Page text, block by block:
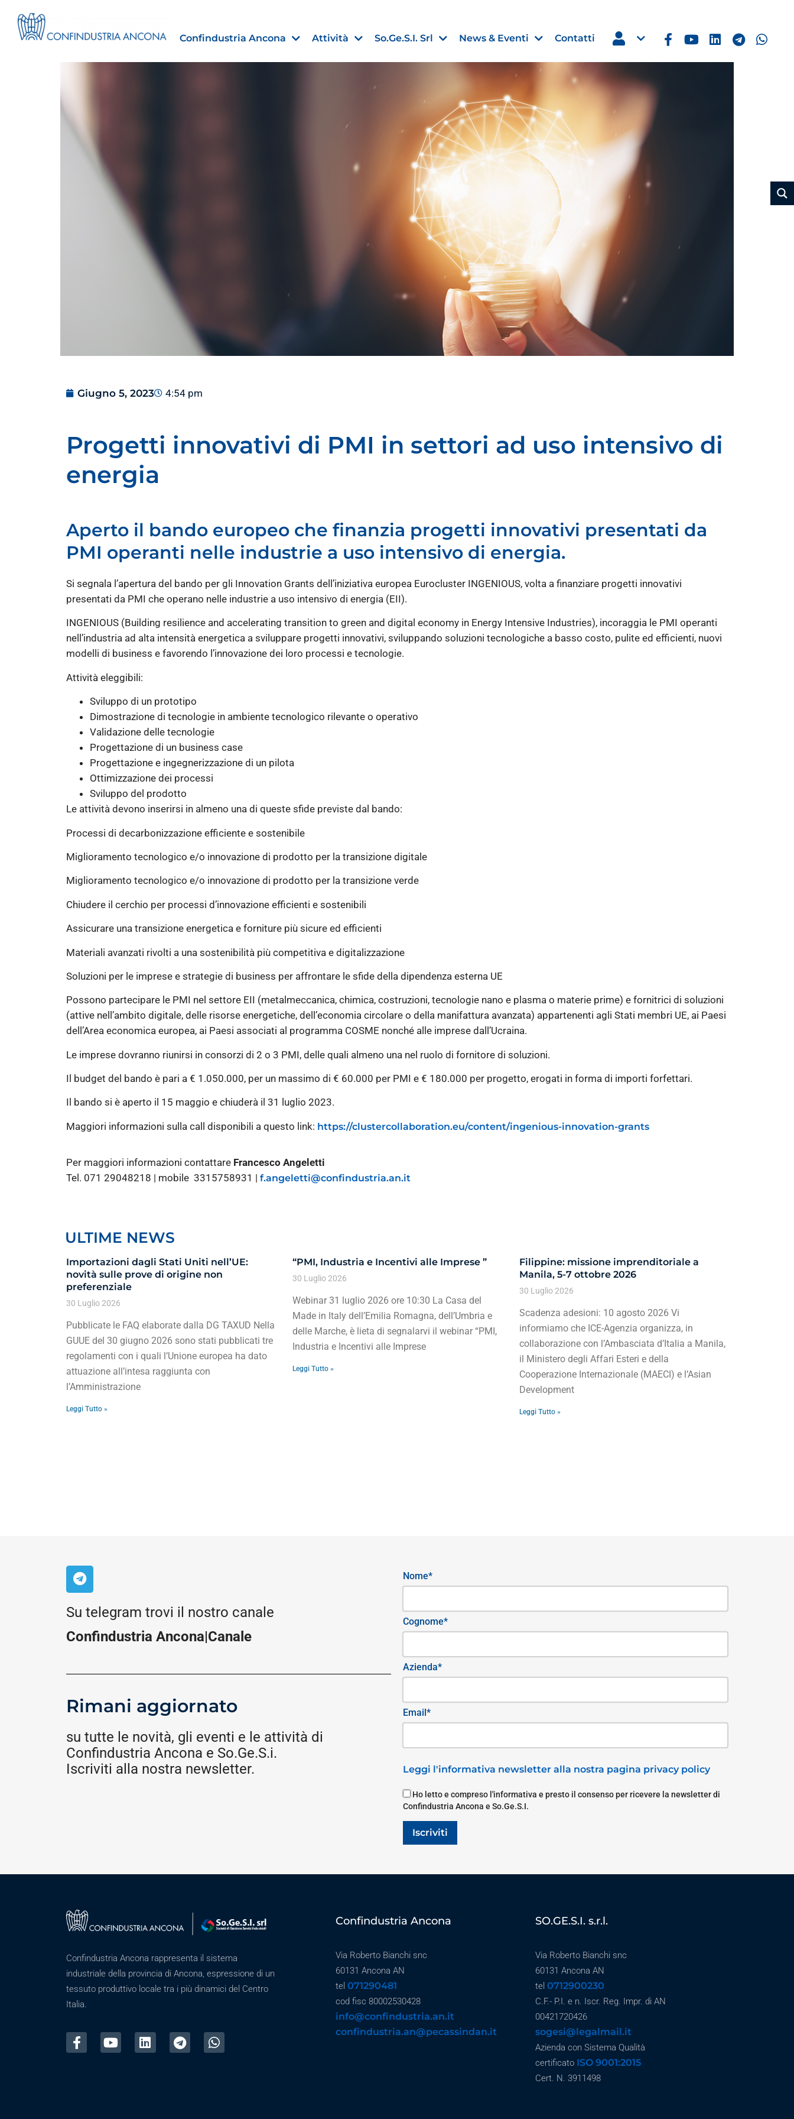
Confindustria Ancona Attività So.Ge.S.I. Srl News & Eventi
Importazioni dagli Stati Uniti nell’UE:
novità sulle prove di origine non
preferenziale
Finanza agevolata
“PMI, Industria e Incentivi alle Imprese
Estero
Filippine: missione
Manila, 5-7 ottobre 2026
30 Luglio 2026
Leggi →
Contatti
Giugno 5, 2023 4:54 pm
Progetti innovativi di PMI in settori ad uso intensivo di
energia
Aperto il bando europeo che finanzia progetti innovativi presentati da
PMI operanti nelle industrie a uso intensivo di energia.
Si segnala l’apertura del bando per gli Innovation Grants dell’iniziativa europea Eurocluster INGENIOUS, volta a finanziare progetti innovativi
presentati da PMI che operano nelle industrie a uso intensivo di energia (EII).
INGENIOUS (Building resilience and accelerating transition to green and digital economy in Energy Intensive Industries), incoraggia le PMI operanti
nell’industria ad alta intensità energetica a sviluppare progetti innovativi, sviluppando soluzioni tecnologiche a basso costo, pulite ed efficienti, nuovi
modelli di business e favorendo l’innovazione dei loro processi e tecnologie.
Attività eleggibili:
Sviluppo di un prototipo
Dimostrazione di tecnologie in ambiente tecnologico rilevante o operativo
Validazione delle tecnologie
Progettazione di un business case
Progettazione e ingegnerizzazione di un pilota
Ottimizzazione dei processi
Sviluppo del prodotto
Le attività devono inserirsi in almeno una di queste sfide previste dal bando:
Processi di decarbonizzazione efficiente e sostenibile
Miglioramento tecnologico e/o innovazione di prodotto per la transizione digitale
Miglioramento tecnologico e/o innovazione di prodotto per la transizione verde
Chiudere il cerchio per processi d’innovazione efficienti e sostenibili
Assicurare una transizione energetica e forniture più sicure ed efficienti
Materiali avanzati rivolti a una sostenibilità più competitiva e digitalizzazione
Soluzioni per le imprese e strategie di business per affrontare le sfide della dipendenza esterna UE
Possono partecipare le PMI nel settore EII (metalmeccanica, chimica, costruzioni, tecnologie nano e plasma o materie prime) e fornitrici di soluzioni
(attive nell’ambito digitale, delle risorse energetiche, dell’economia circolare o della manifattura avanzata) appartenenti agli Stati membri UE, ai Paesi
dell’Area economica europea, ai Paesi associati al programma COSME nonché alle imprese dall’Ucraina.
Le imprese dovranno riunirsi in consorzi di 2 o 3 PMI, delle quali almeno una nel ruolo di fornitore di soluzioni.
Il budget del bando è pari a € 1.050.000, per un massimo di € 60.000 per PMI e € 180.000 per progetto, erogati in forma di importi forfettari.
Il bando si è aperto il 15 maggio e chiuderà il 31 luglio 2023.
Maggiori informazioni sulla call disponibili a questo link: https://clustercollaboration.eu/content/ingenious-innovation-grants
Per maggiori informazioni contattare Francesco Angeletti
Tel. 071 29048218 | mobile 3315758931 | f.angeletti@confindustria.an.it
ULTIME NEWS
Importazioni dagli Stati Uniti nell’UE:
novità sulle prove di origine non
preferenziale
30 Luglio 2026
Pubblicate le FAQ elaborate dalla DG TAXUD Nella
GUUE del 30 giugno 2026 sono stati pubblicati tre
regolamenti con i quali l’Unione europea ha dato
attuazione all’intesa raggiunta con
l’Amministrazione
Leggi Tutto »
“PMI, Industria e Incentivi alle Imprese ”
30 Luglio 2026
Webinar 31 luglio 2026 ore 10:30 La Casa del
Made in Italy dell’Emilia Romagna, dell’Umbria e
delle Marche, è lieta di segnalarvi il webinar “PMI,
Industria e Incentivi alle Imprese
Leggi Tutto »
Filippine: missione imprenditoriale a
Manila, 5-7 ottobre 2026
30 Luglio 2026
Scadenza adesioni: 10 agosto 2026 Vi
informiamo che ICE-Agenzia organizza, in
collaborazione con l’Ambasciata d’Italia a Manila,
il Ministero degli Affari Esteri e della
Cooperazione Internazionale (MAECI) e l’Asian
Development
Leggi Tutto »
Su telegram trovi il nostro canale
Confindustria Ancona|Canale
Rimani aggiornato
su tutte le novità, gli eventi e le attività di
Confindustria Ancona e So.Ge.S.i.
Iscriviti alla nostra newsletter.
Nome*
Cognome*
Azienda*
Email*
Leggi l'informativa newsletter alla nostra pagina privacy policy
Ho letto e compreso l'informativa e presto il consenso per ricevere la newsletter di
Confindustria Ancona e So.Ge.S.I.
Iscriviti
Confindustria Ancona rappresenta il sistema
industriale della provincia di Ancona, espressione di un
tessuto produttivo locale tra i più dinamici del Centro
Italia.
Confindustria Ancona
Via Roberto Bianchi snc
60131 Ancona AN
tel 071290481
cod fisc 80002530428
info@confindustria.an.it
confindustria.an@pecassindan.it
SO.GE.S.I. s.r.l.
Via Roberto Bianchi snc
60131 Ancona AN
tel 0712900230
C.F.- P.I. e n. Iscr. Reg. Impr. di AN
00421720426
sogesi@legalmail.it
Azienda con Sistema Qualità
certificato ISO 9001:2015
Cert. N. 3911498